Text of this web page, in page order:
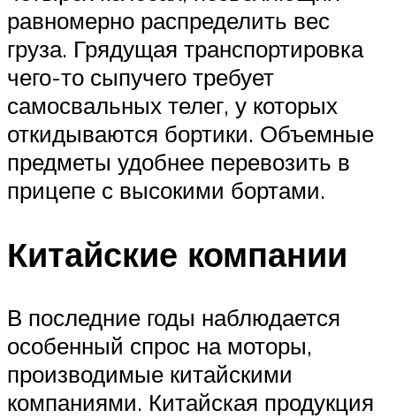
равномерно распределить вес
груза. Грядущая транспортировка
чего-то сыпучего требует
самосвальных телег, у которых
откидываются бортики. Объемные
предметы удобнее перевозить в
прицепе с высокими бортами.
Китайские компании
В последние годы наблюдается
особенный спрос на моторы,
производимые китайскими
компаниями. Китайская продукция